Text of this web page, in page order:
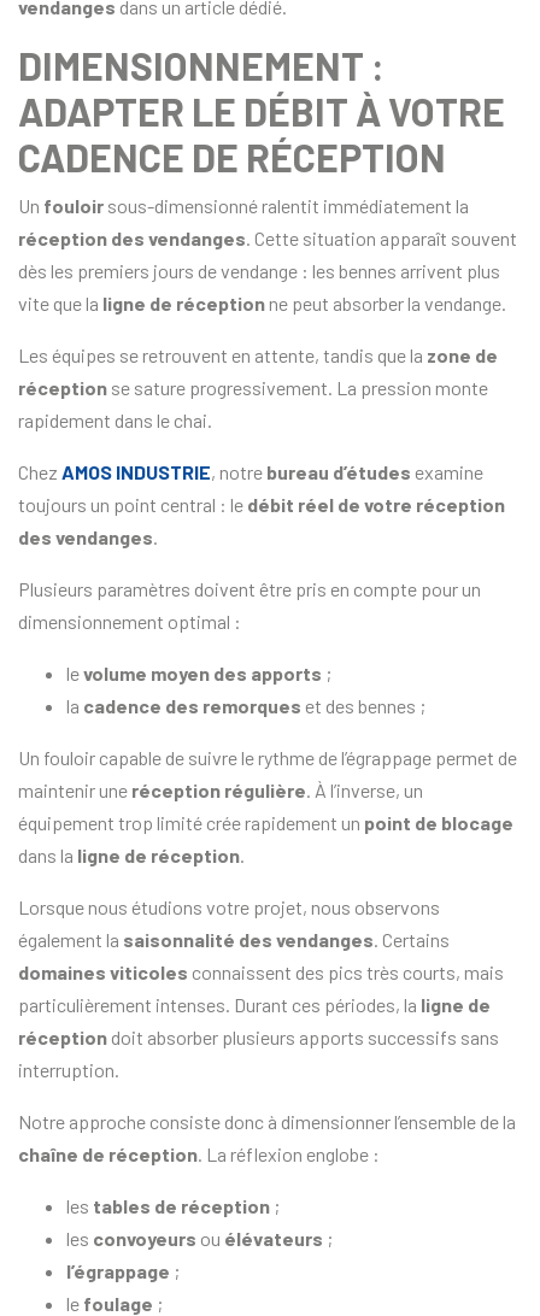
vendanges dans un article dédié.
DIMENSIONNEMENT :
ADAPTER LE DÉBIT À VOTRE
CADENCE DE RÉCEPTION
Un fouloir sous-dimensionné ralentit immédiatement la
réception des vendanges . Cette situation apparaît souvent
dès les premiers jours de vendange : les bennes arrivent plus
vite que la ligne de réception ne peut absorber la vendange.
Les équipes se retrouvent en attente, tandis que la zone de
réception se sature progressivement. La pression monte
rapidement dans le chai.
Chez AMOS INDUSTRIE, notre bureau d’études examine
toujours un point central : le débit réel de votre réception
des vendanges
Plusieurs paramètres doivent être pris en compte pour un
dimensionnement optimal :
levolume moyen des apports ;
la cadence des remorques et des bennes ;
Un fouloir capable de suivre le rythme de l’égrappage permet de
maintenir une réception régulière . À l’inverse, un
équipement trop limité crée rapidement un point de blocage
dans la ligne de réception
Lorsque nous étudions votre projet, nous observons
également la saisonnalité des vendanges . Certains
domaines viticoles connaissent des pics très courts, mais
particulièrement intenses. Durant ces périodes, la ligne de
réception doit absorber plusieurs apports successifs sans
interruption.
Notre approche consiste donc à dimensionner l’ensemble de la
chaîne de réception . La réflexion englobe :
les tables de réception ;
les convoyeurs ou élévateurs ;
l’égrappage ;
le foulage ;